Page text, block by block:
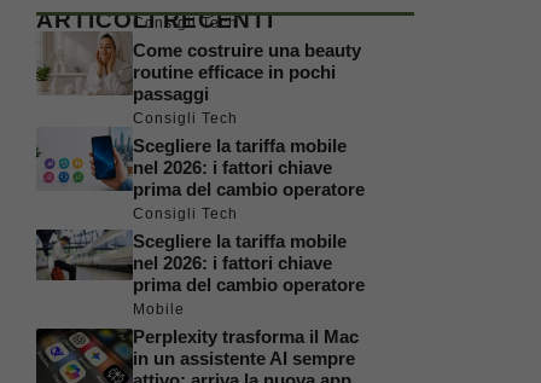
ARTICOLI RECENTI
Consigli Tech
Come costruire una beauty
routine efficace in pochi
passaggi
Consigli Tech
Scegliere la tariffa mobile
nel 2026: i fattori chiave
prima del cambio operatore
Consigli Tech
Scegliere la tariffa mobile
nel 2026: i fattori chiave
prima del cambio operatore
Mobile
Perplexity trasforma il Mac
in un assistente AI sempre